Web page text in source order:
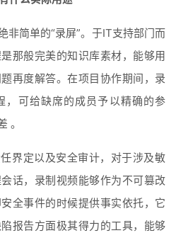
非简单的“录屏”。于IT支持部门而
那般完美的知识库素材，能够用
再度解答。在项目协作期间，录
，可给缺席的成员予以精确的参
。
界定以及安全审计，对于涉及敏
话，录制视频能够作为不可篡改
全事件的时候提供事实依托，它
报告方面极其得力的工具，能够